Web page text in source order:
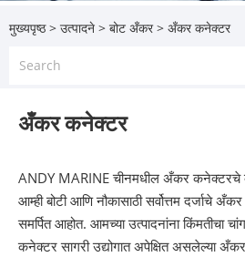
मुख्यपृष्ठ > उत्पादने > बोट अँकर> अँकर कनेक्टर
अँकर कनेक्टर
ANDY MARINE चीनमधील अँकर कनेक्टरचे
आम्ही बोटी आणि नौकासाठी सर्वोत्तम दर्जाचे
समर्पित आहोत. आमच्या उत्पादनांना किंमतीचा
कनेक्टर सागरी उद्योगात अपेक्षित असलेल्या